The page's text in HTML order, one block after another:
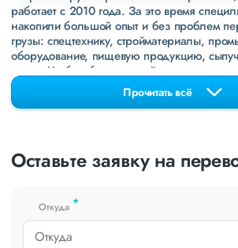
работает с 2010 года. За это время
накопили большой опыт и без проблем
грузы: спецтехнику, стройматериалы,
оборудование, пищевую продукцию,
грузы. Чтобы убедиться зайдите в раздел
свежие примеры перевозок, которые
раз в неделю. Также недавно мы
направления вДНРиЛНР.
экспедирование. За каждым клиентом
который сообщит о текущем статусе вашего
сайте или звоните по номеру
РФ).
Прочитать всё
Оставьте заявку на
Откуда *